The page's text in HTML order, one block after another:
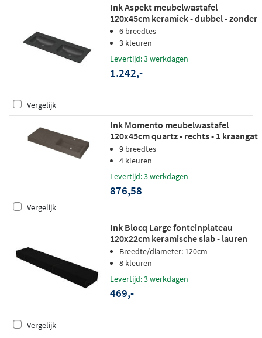
Ink Aspekt meubelwastafel
120x45cm keramiek - dubbel - zonder
kraangat - mat zwart
6 breedtes
3 kleuren
Levertijd: 3 werkdagen
1.242,-
Vergelijk
Ink Momento meubelwastafel
120x45cm quartz - rechts - 1 kraangat
- beton
9 breedtes
4 kleuren
Levertijd: 3 werkdagen
876,58
Vergelijk
Ink Blocq Large fonteinplateau
120x22cm keramische slab - lauren
black mat
Breedte/diameter: 120cm
8 kleuren
Levertijd: 3 werkdagen
469,-
Vergelijk